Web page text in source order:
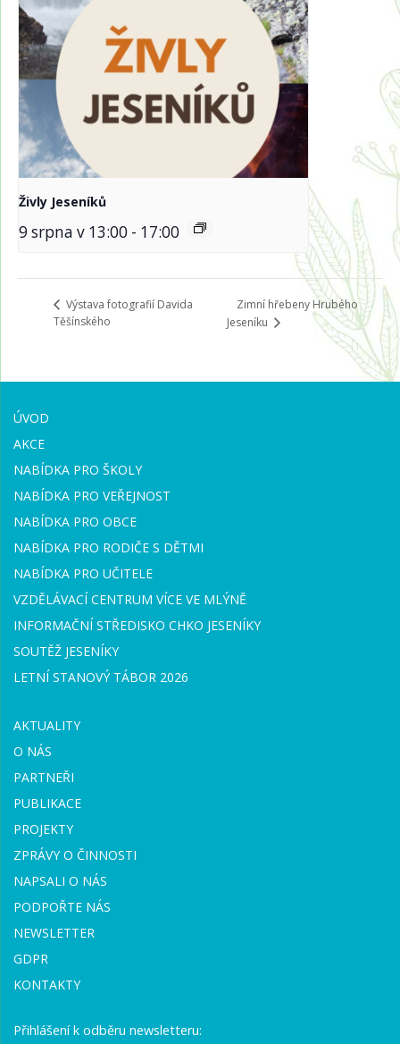
Živly Jeseníků
9 srpna v 13:00 - 17:00
Výstava fotografií Davida
Těšínského
Zimní hřebeny Hrubého
Jeseníku
ÚVOD
AKCE
NABÍDKA PRO ŠKOLY
NABÍDKA PRO VEŘEJNOST
NABÍDKA PRO OBCE
NABÍDKA PRO RODIČE S DĚTMI
NABÍDKA PRO UČITELE
VZDĚLÁVACÍ CENTRUM VÍCE VE MLÝNĚ
INFORMAČNÍ STŘEDISKO CHKO JESENÍKY
SOUTĚŽ JESENÍKY
LETNÍ STANOVÝ TÁBOR 2026
AKTUALITY
O NÁS
PARTNEŘI
PUBLIKACE
PROJEKTY
ZPRÁVY O ČINNOSTI
NAPSALI O NÁS
PODPOŘTE NÁS
NEWSLETTER
GDPR
KONTAKTY
Přihlášení k odběru newsletteru: